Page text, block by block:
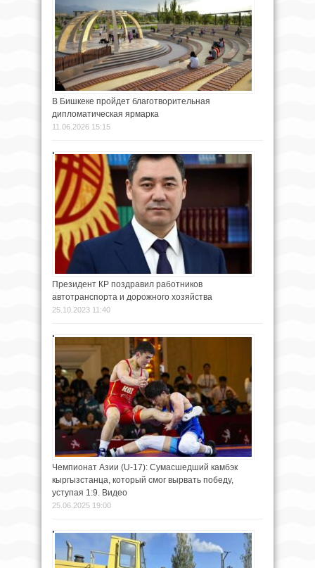
В Бишкеке пройдет благотворительная
дипломатическая ярмарка
11.06.2026 15:15
Президент КР поздравил работников
автотранспорта и дорожного хозяйства
25.10.2023 11:40
Чемпионат Азии (U-17): Сумасшедший камбэк
кыргызстанца, который смог вырвать победу,
уступая 1:9. Видео
25.06.2025 19:00